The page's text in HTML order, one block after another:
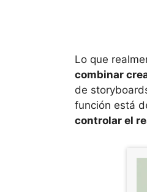
Lo que
combinar
de
función está
controlar el